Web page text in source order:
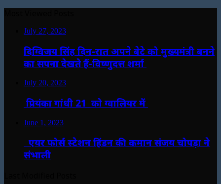
July 27, 2023
दिग्विजय सिंह दिन-रात अपने बेटे को मुख्यमंत्री बनने
का सपना देखते हैं-विष्णुदत्त शर्मा
July 20, 2023
प्रियंका गांधी 21 को ग्वालियर में
June 1, 2023
एयर फोर्स स्टेशन हिंडन की कमान संजय चोपड़ा ने
संभाली